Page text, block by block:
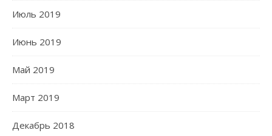
Июль 2019
Июнь 2019
Май 2019
Март 2019
Декабрь 2018